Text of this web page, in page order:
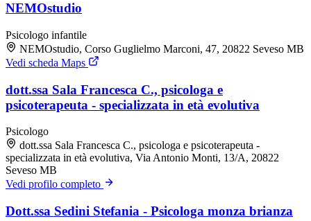
NEMOstudio
Psicologo infantile
NEMOstudio, Corso Guglielmo Marconi, 47, 20822 Seveso MB
Vedi scheda Maps
dott.ssa Sala Francesca C., psicologa e
psicoterapeuta - specializzata in età evolutiva
Psicologo
dott.ssa Sala Francesca C., psicologa e psicoterapeuta -
specializzata in età evolutiva, Via Antonio Monti, 13/A, 20822
Seveso MB
Vedi profilo completo
Dott.ssa Sedini Stefania - Psicologa monza brianza